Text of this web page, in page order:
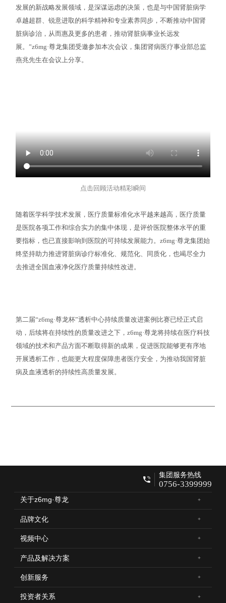
发展的新战略发展领域，是深谋远虑的决策，也是与中国肾脏病学
卓越超群、锐意进取的科学精神和专业素养同步，不断推动中国肾
脏病诊治，从而惠及更多的患者，推动肾脏病事业长远发
展。”z6mg·尊龙集团受邀参加本次会议，集团肾病医疗事业部总监
燕兆先生在会议上分享。
点击回顾活动精彩瞬间
随着医学科学技术发展，医疗质量标准化水平越来越高，医疗质量
是医院各项工作和综合实力的集中体现，是评价医院整体水平的重
要指标，也已直接影响到医院的可持续发展能力。z6mg·尊龙集团始
终坚持助力推进肾脏病诊疗标准化、规范化、同质化，也竭尽全力
去推进全国血液净化医疗质量持续性改进。
第二届“z6mg·尊龙杯”透析中心持续质量改进案例比赛已经正式启
动，后续将在持续性的质量改进之下，z6mg·尊龙将持续在医疗科技
领域的技术和产品方面不断取得新的成果，促进医院能够更有序地
开展透析工作，也能更大程度保障患者医疗安全，为推动我国肾脏
病及血液透析的持续性高质量发展。
集团服务热线
0756-3399999
关于z6mg·尊龙
品牌文化
视频中心
产品及解决方案
创新服务
投资者关系